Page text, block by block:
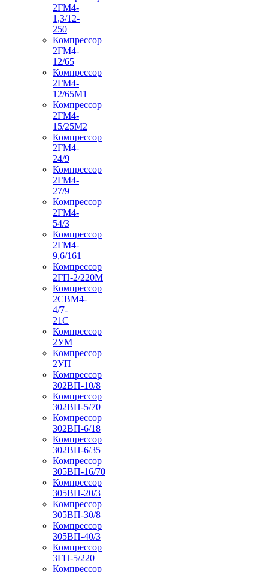
2ГМ4-
1,3/12-
250
Компрессор
2ГМ4-
12/65
Компрессор
2ГМ4-
12/65М1
Компрессор
2ГМ4-
15/25М2
Компрессор
2ГМ4-
24/9
Компрессор
2ГМ4-
27/9
Компрессор
2ГМ4-
54/3
Компрессор
2ГМ4-
9,6/161
Компрессор
2ГП-2/220М
Компрессор
2СВМ4-
4/7-
21С
Компрессор
2УМ
Компрессор
2УП
Компрессор
302ВП-10/8
Компрессор
302ВП-5/70
Компрессор
302ВП-6/18
Компрессор
302ВП-6/35
Компрессор
305ВП-16/70
Компрессор
305ВП-20/3
Компрессор
305ВП-30/8
Компрессор
305ВП-40/3
Компрессор
3ГП-5/220
Компрессор